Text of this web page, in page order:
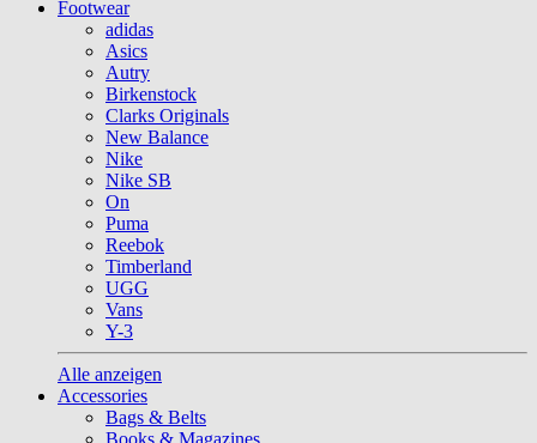
Footwear
adidas
Asics
Autry
Birkenstock
Clarks Originals
New Balance
Nike
Nike SB
On
Puma
Reebok
Timberland
UGG
Vans
Y-3
Alle anzeigen
Accessories
Bags & Belts
Books & Magazines